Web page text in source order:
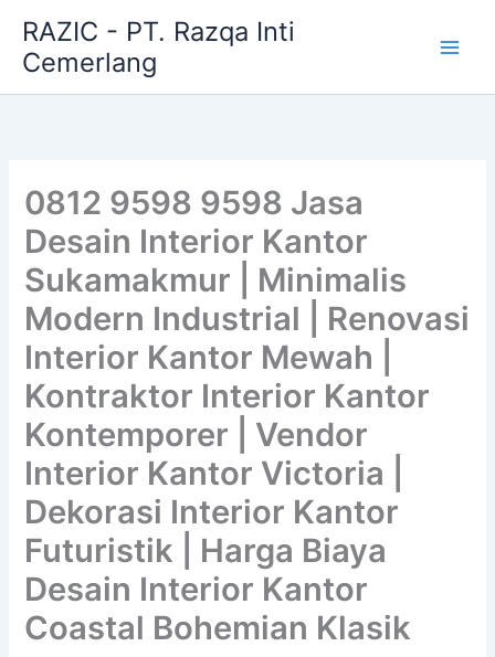
content
RAZIC - PT. Razqa Inti
Cemerlang
0812 9598 9598 Jasa
Desain Interior Kantor
Sukamakmur | Minimalis
Modern Industrial | Renovasi
Interior Kantor Mewah |
Kontraktor Interior Kantor
Kontemporer | Vendor
Interior Kantor Victoria |
Dekorasi Interior Kantor
Futuristik | Harga Biaya
Desain Interior Kantor
Coastal Bohemian Klasik